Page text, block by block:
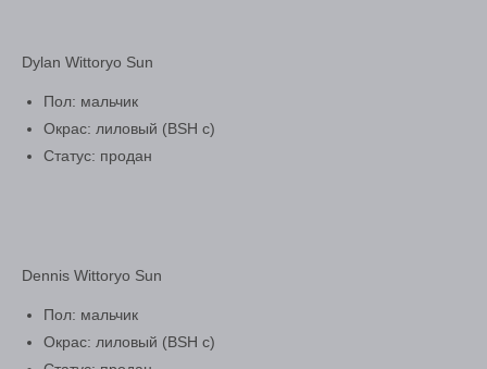
Dylan Wittoryo Sun
Пол: мальчик
Окрас: лиловый (BSH c)
Статус: продан
Dennis Wittoryo Sun
Пол: мальчик
Окрас: лиловый (BSH c)